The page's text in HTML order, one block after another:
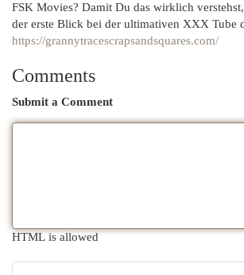
FSK Movies? Damit Du das wirklich
der erste Blick bei der ultimativen XXX Tube
https://grannytracescrapsandsquares.com/
Comments
Submit a Comment
HTML is allowed